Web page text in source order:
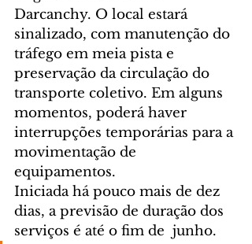
Darcanchy. O local estará
sinalizado, com manutenção do
tráfego em meia pista e
preservação da circulação do
transporte coletivo. Em alguns
momentos, poderá haver
interrupções temporárias para a
movimentação de
equipamentos.
Iniciada há pouco mais de dez
dias, a previsão de duração dos
serviços é até o fim de  junho.